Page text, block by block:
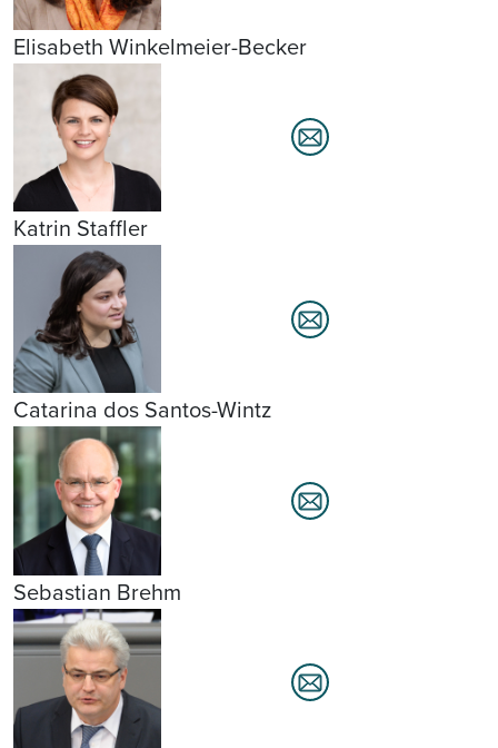
Elisabeth Winkelmeier-Becker
Katrin Staffler
Catarina dos Santos-Wintz
Sebastian Brehm